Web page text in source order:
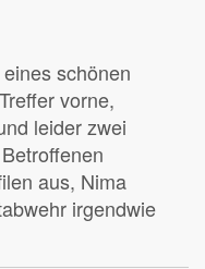
schönen
vorne,
leider zwei
aus, Nima
irgendwie